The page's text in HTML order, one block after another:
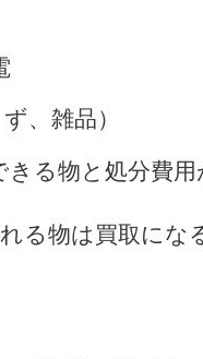
、雑品）
きる物と処分費
る物は買取に